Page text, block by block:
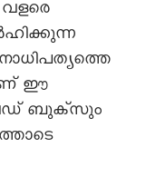
ഈ
വേഡ് ബുക്സും